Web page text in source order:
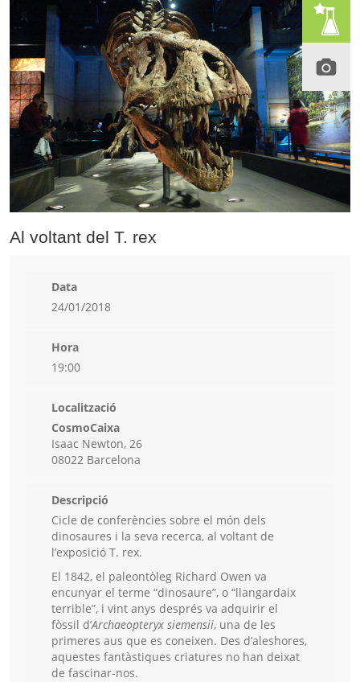
Al voltant del T. rex
Data
24/01/2018
Hora
19:00
Localització
CosmoCaixa
Isaac Newton, 26
08022 Barcelona
Descripció
Cicle de conferències sobre el món dels
dinosaures i la seva recerca, al voltant de
l’exposició T. rex.
El 1842, el paleontòleg Richard Owen va
encunyar el terme “dinosaure”, o “llangardaix
terrible”, i vint anys després va adquirir el
fòssil d’Archaeopteryx siemensii, una de les
primeres aus que es coneixen. Des d’aleshores,
aquestes fantàstiques criatures no han deixat
de fascinar-nos.